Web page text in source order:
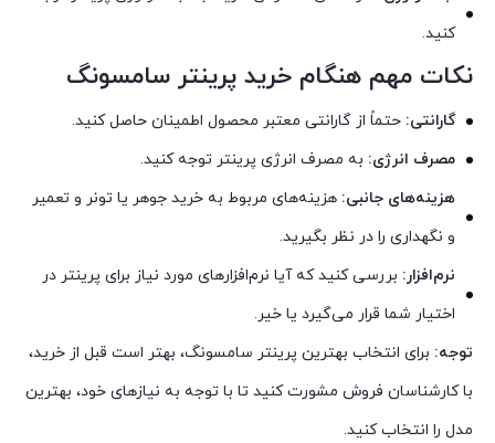
کنید.
نکات مهم هنگام خرید پرینتر سامسونگ
گارانتی: حتماً از گارانتی معتبر محصول اطمینان حاصل کنید.
مصرف انرژی: به مصرف انرژی پرینتر توجه کنید.
هزینه‌های جانبی: هزینه‌های مربوط به خرید جوهر یا تونر و تعمیر
و نگهداری را در نظر بگیرید.
نرم‌افزار: بررسی کنید که آیا نرم‌افزارهای مورد نیاز برای پرینتر در
اختیار شما قرار می‌گیرد یا خیر.
توجه: برای انتخاب بهترین پرینتر سامسونگ، بهتر است قبل از خرید،
با کارشناسان فروش مشورت کنید تا با توجه به نیازهای خود، بهترین
مدل را انتخاب کنید.